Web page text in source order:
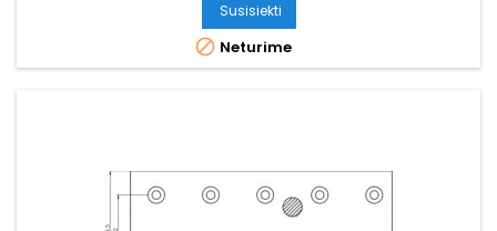
Susisiekti
 Neturime